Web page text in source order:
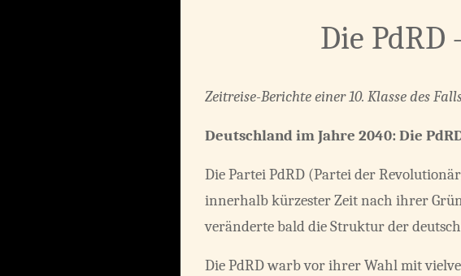
Die PdRD
Zeitreise-Berichte einer 10. Klasse des
Deutschland im Jahre 2040: Die
Die Partei PdRD (Partei der
innerhalb kürzester Zeit nach ihrer
veränderte bald die Struktur der
Die PdRD warb vor ihrer Wahl mit